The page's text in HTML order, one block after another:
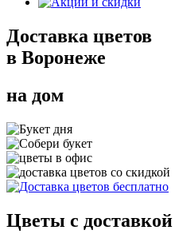
Доставка цветов
в Воронеже
на дом
Цветы с доставкой